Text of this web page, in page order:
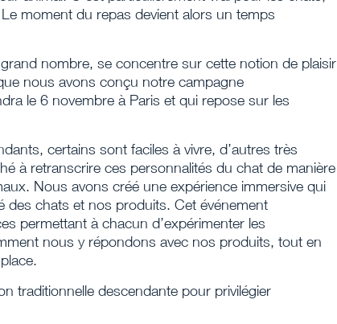
moment du repas devient alors un temps
nombre, se concentre sur cette notion de plaisir
nous avons conçu notre campagne
le 6 novembre à Paris et qui repose sur les
certains sont faciles à vivre, d’autres très
à retranscrire ces personnalités du chat de manière
Nous avons créé une expérience immersive qui
des chats et nos produits. Cet événement
permettant à chacun d’expérimenter les
nous y répondons avec nos produits, tout en
traditionnelle descendante pour privilégier